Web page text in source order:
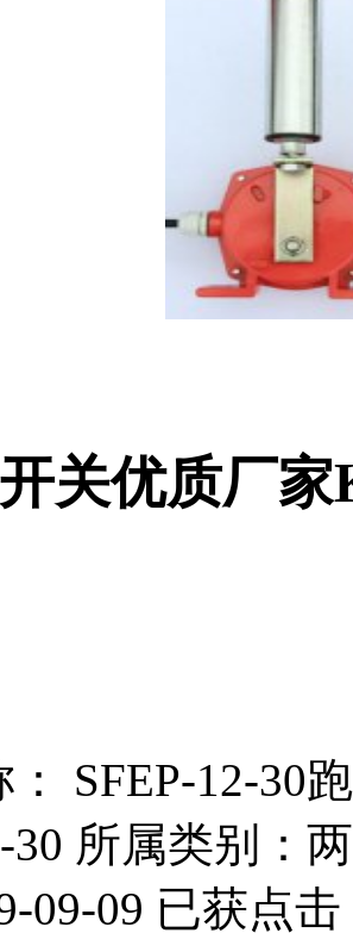
关优质厂
： SFEP-12-30
30 所属类别：
09-09 已获点